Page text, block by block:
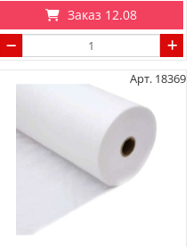
Заказ 12.08
Арт. 18369